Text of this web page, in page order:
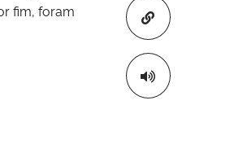
Copiar para
fim, foram